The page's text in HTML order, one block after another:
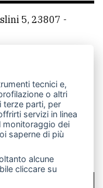
5, 23807 -
RSS
tecnici e,
o altri
terze parti, per
servizi in linea
monitoraggio dei
saperne di più
alcune
cliccare su